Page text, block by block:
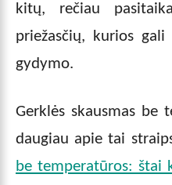
kitų, rečiau
priežasčių, kurios
gydymo.
Gerklės skausmas be
daugiau apie tai
be temperatūros: štai